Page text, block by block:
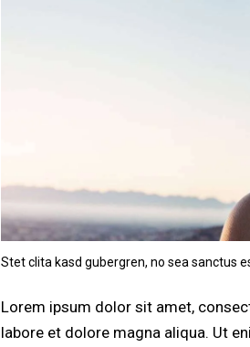
Stet clita kasd gubergren, no sea sanctus
Lorem ipsum dolor sit amet,
labore et dolore magna aliqua. Ut